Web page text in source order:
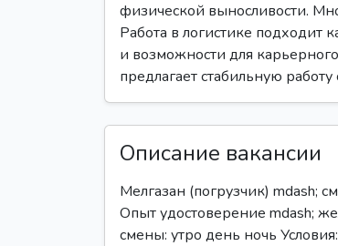
физической выносливости.
Работа в логистике подходит
и возможности для
предлагает стабильную
Описание вакансии
Мелгазан (погрузчик) mdash;
Опыт удостоверение mdash;
смены: утро день ночь